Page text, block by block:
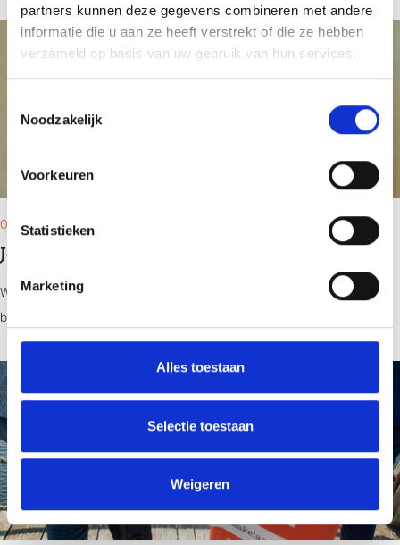
partners kunnen deze gegevens combineren met andere
informatie die u aan ze heeft verstrekt of die ze hebben
verzameld op basis van uw gebruik van hun services.
Noodzakelijk
Voorkeuren
Statistieken
Marketing
Alles toestaan
Selectie toestaan
Weigeren
Lees bericht
05-11-24
Jouw pad naar het makelaars vak
Wanneer je denkt aan het beroep van makelaar, verschijnt misschien het
beeld van een charmante professional die huizen verkoopt met